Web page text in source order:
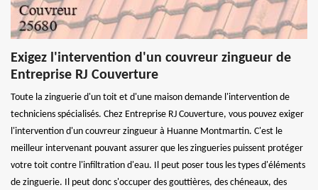
Exigez l'intervention d'un couvreur zingueur de
Entreprise RJ Couverture
Toute la zinguerie d'un toit et d'une maison demande l'intervention de
techniciens spécialisés. Chez Entreprise RJ Couverture, vous pouvez exiger
l'intervention d'un couvreur zingueur à Huanne Montmartin. C'est le
meilleur intervenant pouvant assurer que les zingueries puissent protéger
votre toit contre l'infiltration d'eau. Il peut poser tous les types d'éléments
de zinguerie. Il peut donc s'occuper des gouttières, des chéneaux, des